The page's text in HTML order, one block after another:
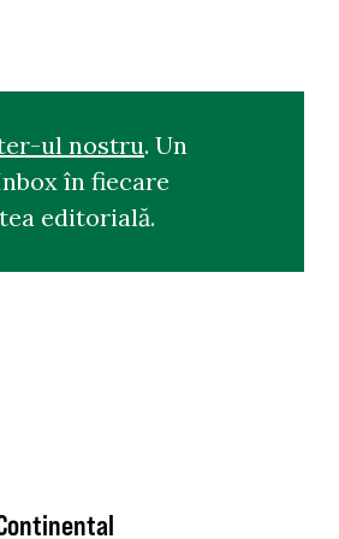
ul nostru. Un
în fiecare
editorială.